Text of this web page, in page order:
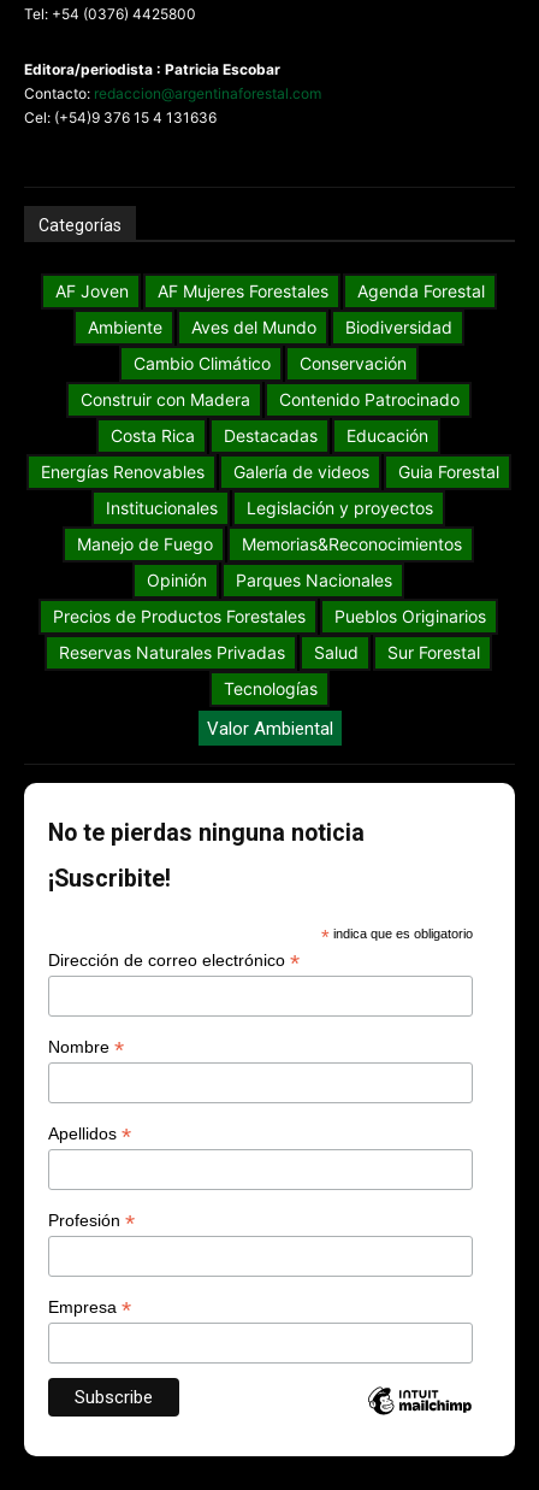
Tel: +54 (0376) 4425800
Editora/periodista : Patricia Escobar
Contacto: redaccion@argentinaforestal.com
Cel: (+54)9 376 15 4 131636
Categorías
AF Joven AF Mujeres Forestales
Agenda Forestal
Ambiente
Aves del Mundo
Biodiversidad
Cambio Climático
Conservación
Construir con Madera
Contenido Patrocinado
Costa Rica
Destacadas
Educación
Energías Renovables
Galería de videos
Guia Forestal
Institucionales
Legislación y proyectos
Manejo de Fuego
Memorias&Reconocimientos
Opinión
Parques Nacionales
Precios de Productos Forestales
Pueblos Originarios
Reservas Naturales Privadas
Salud
Sur Forestal
Tecnologías
Valor Ambiental
No te pierdas ninguna noticia
¡Suscribite!
* indica que es obligatorio
Dirección de correo electrónico *
Nombre *
Apellidos *
Profesión *
Empresa *